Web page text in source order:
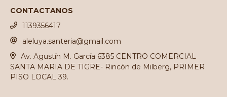
CONTACTANOS
1139356417
aleluya.santeria@gmail.com
Av. Agustín M. García 6385 CENTRO COMERCIAL
SANTA MARIA DE TIGRE- Rincón de Milberg, PRIMER
PISO LOCAL 39.